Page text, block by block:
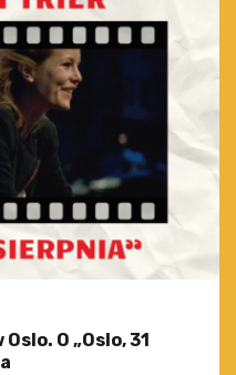
O „Oslo, 31